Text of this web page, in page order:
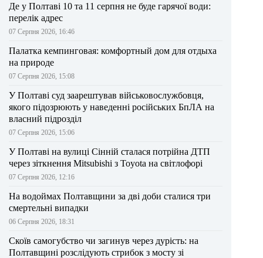
Де у Полтаві 10 та 11 серпня не буде гарячої води:
перелік адрес
07 Серпня 2026, 16:46
Палатка кемпинговая: комфортный дом для отдыха
на природе
07 Серпня 2026, 15:08
У Полтаві суд заарештував військовослужбовця,
якого підозрюють у наведенні російських БпЛА на
власний підрозділ
07 Серпня 2026, 15:06
У Полтаві на вулиці Сінній сталася потрійна ДТП
через зіткнення Mitsubishi з Toyota на світлофорі
07 Серпня 2026, 12:16
На водоймах Полтавщини за дві доби сталися три
смертельні випадки
06 Серпня 2026, 18:31
Скоїв самогубство чи загинув через дурість: на
Полтавщині розслідують стрибок з мосту зі